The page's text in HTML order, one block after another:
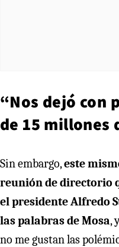
“Nos dejó con
de 15 millones
Sin embargo,este
reunión de directorio
el presidente Alfredo
las palabras de Mosa,
no me gustan las